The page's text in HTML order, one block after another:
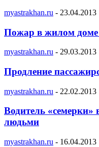
myastrakhan.ru - 23.04.2013
Пожар в жилом
myastrakhan.ru - 29.03.2013
Продление
myastrakhan.ru - 22.02.2013
Водитель «семерки»
людьми
myastrakhan.ru - 16.04.2013